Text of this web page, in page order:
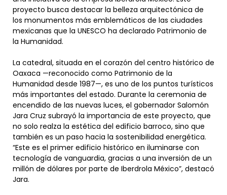
proyecto busca destacar la belleza arquitectónica de
los monumentos más emblemáticos de las ciudades
mexicanas que la UNESCO ha declarado Patrimonio de
la Humanidad.
La catedral, situada en el corazón del centro histórico de
Oaxaca —reconocido como Patrimonio de la
Humanidad desde 1987—, es uno de los puntos turísticos
más importantes del estado. Durante la ceremonia de
encendido de las nuevas luces, el gobernador Salomón
Jara Cruz subrayó la importancia de este proyecto, que
no solo realza la estética del edificio barroco, sino que
también es un paso hacia la sostenibilidad energética.
“Este es el primer edificio histórico en iluminarse con
tecnología de vanguardia, gracias a una inversión de un
millón de dólares por parte de Iberdrola México”, destacó
Jara.